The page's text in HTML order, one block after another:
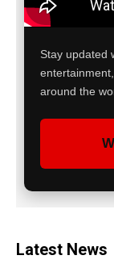
Stay updated
around the
Latest News